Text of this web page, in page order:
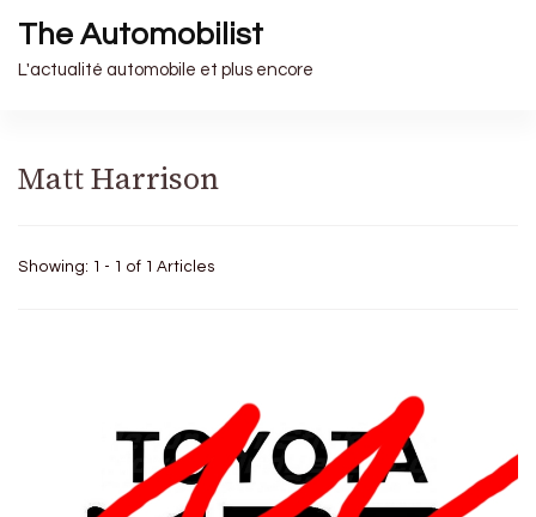
The Automobilist
L'actualité automobile et plus encore
Matt Harrison
Showing: 1 - 1 of 1 Articles